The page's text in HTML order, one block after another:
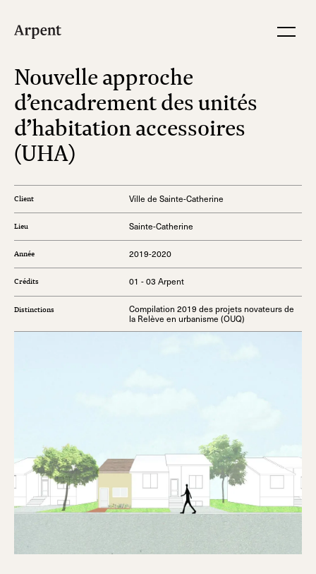
Nouvelle approche
d’encadrement des unités
d’habitation accessoires
(UHA)
Client Ville de Sainte-Catherine
Lieu Sainte-Catherine
Année 2019-2020
Crédits 01 - 03 Arpent
Distinctions Compilation 2019 des projets novateurs de
la Relève en urbanisme (OUQ)